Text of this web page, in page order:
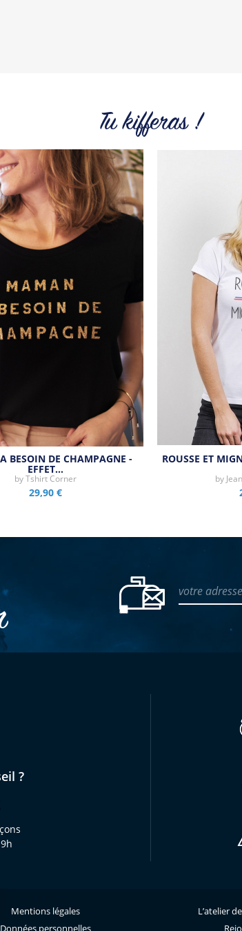
Tu kifferas !
BESOIN DE CHAMPAGNE -
EFFET…
byTshirt Corner
29,90 €
ROUSSE ET
by
votre
?
Mentions légales
Données personnelles
L’atelier